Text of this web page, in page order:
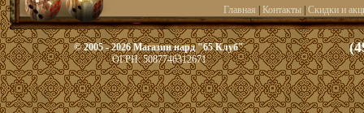
Главная Контакты| Скидки и
© 2005 - 2026 Магазин нард "65 Клуб"
ОГРН: 5087746312671